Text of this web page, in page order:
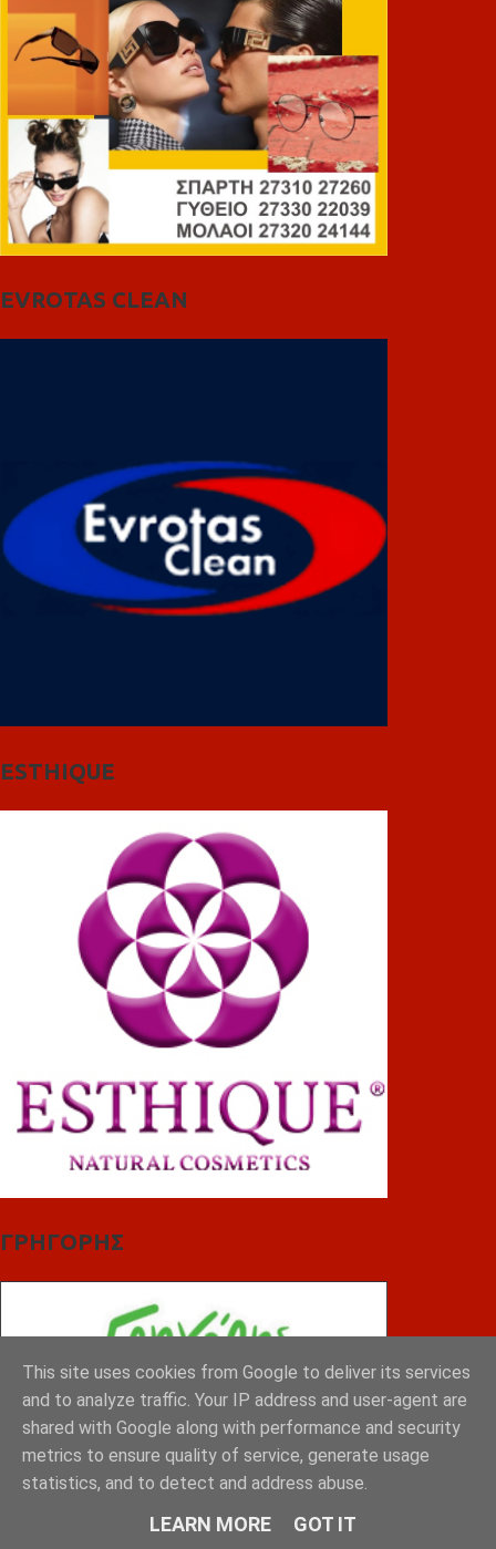
EVROTAS CLEAN
ESTHIQUE
ΓΡΗΓΟΡΗΣ
This site uses cookies from Google to deliver its services
and to analyze traffic. Your IP address and user-agent are
shared with Google along with performance and security
metrics to ensure quality of service, generate usage
statistics, and to detect and address abuse.
LEARN MORE GOT IT